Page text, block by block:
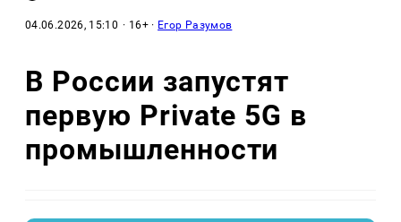
04.06.2026, 15:10 · 16+ · Егор Разумов
В России запустят
первую Private 5G в
промышленности